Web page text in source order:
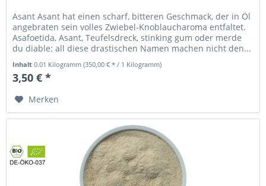
Asant Asant hat einen scharf, bitteren Geschmack, der in Öl
angebraten sein volles Zwiebel-Knoblaucharoma entfaltet.
Asafoetida, Asant, Teufelsdreck, stinking gum oder merde
du diable: all diese drastischen Namen machen nicht den...
Inhalt0.01 Kilogramm(350,00 € * / 1 Kilogramm)
3,50 € *
Merken